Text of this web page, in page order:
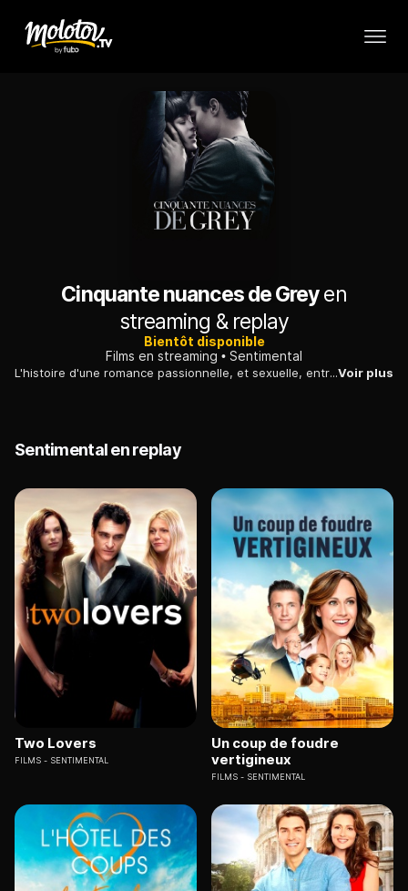
Cinquante nuances de Greyen
streaming & replay
Bientôt disponible
Films en streaming
Sentimental
L'histoire d'une romance passionnelle, et sexuelle, entre un jeune homme riche amateur de femmes, et une étudiante vierge de 22 ans.Voir plus
Sentimental en replay
Two Lovers
FILMS SENTIMENTAL
Un coup de foudre
vertigineux
FILMS SENTIMENTAL